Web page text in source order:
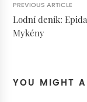
PREVIOUS ARTICLE
Lodní deník:
Mykény
YOU MIGHT